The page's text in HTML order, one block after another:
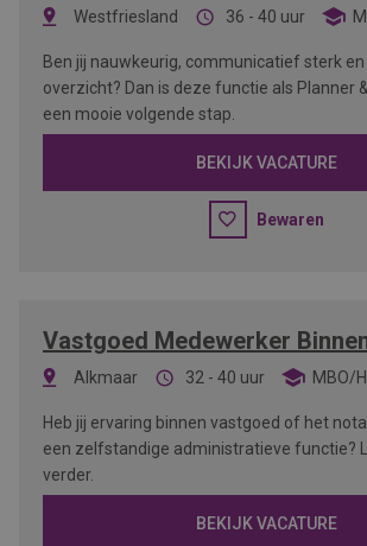
Westfriesland 36 - 40 uur
Ben jij nauwkeurig, communicatief sterk
overzicht? Dan is deze functie als Planner
een mooie volgende stap.
BEKIJK VACATURE
Bewaren
Vastgoed Medewerker
Alkmaar 32 - 40 uur MBO/
Heb jij ervaring binnen vastgoed of het
een zelfstandige administratieve functie?
verder.
BEKIJK VACATURE